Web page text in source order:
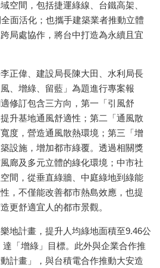
空間，包括捷運綠線、台鐵高架、
面活化；也攜手建築業者推動立體
局處協作，將台中打造為永續且宜
正偉、建設局長陳大田、水利局長
、增綠、留藍」為題進行專案報
修訂包含三方向，第一「引風舒
升基地通風舒適性；第二「通風散
度，營造通風散熱環境；第三「增
設施，增加都市綠覆。透過相關獎
廊及多元立體的綠化環境；中市社
間，從垂直綠牆、中庭綠地到綠能
，不僅能改善都市熱島效應，也提
更舒適宜人的都市景觀。
地計畫，提升人均綠地面積至9.46公
「增綠」目標。此外與企業合作推
計畫」，與台積電合作推動大安造